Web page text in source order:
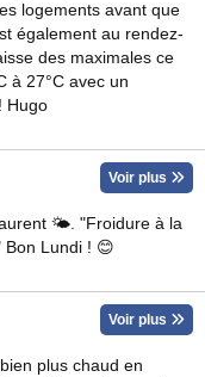
logements avant que
également au rendez-
des maximales ce
à 27°C avec un
Hugo
Voir plus
🌤. "Froidure à la
Bon Lundi ! 😊
Voir plus
plus chaud en